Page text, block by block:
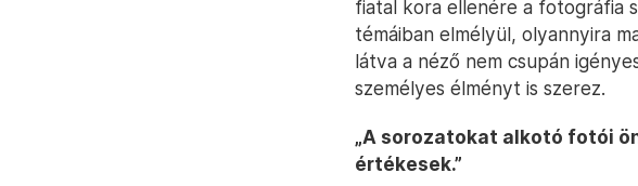
fiatal kora ellenére a fotográfia
témáiban elmélyül, olyannyira
látva a néző nem csupán
személyes élményt is szerez.
„A sorozatokat alkotó fotói
értékesek.”